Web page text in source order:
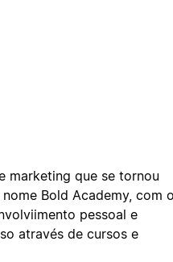
marketing que se tornou
Bold Academy, com
pessoal e
através de cursos e